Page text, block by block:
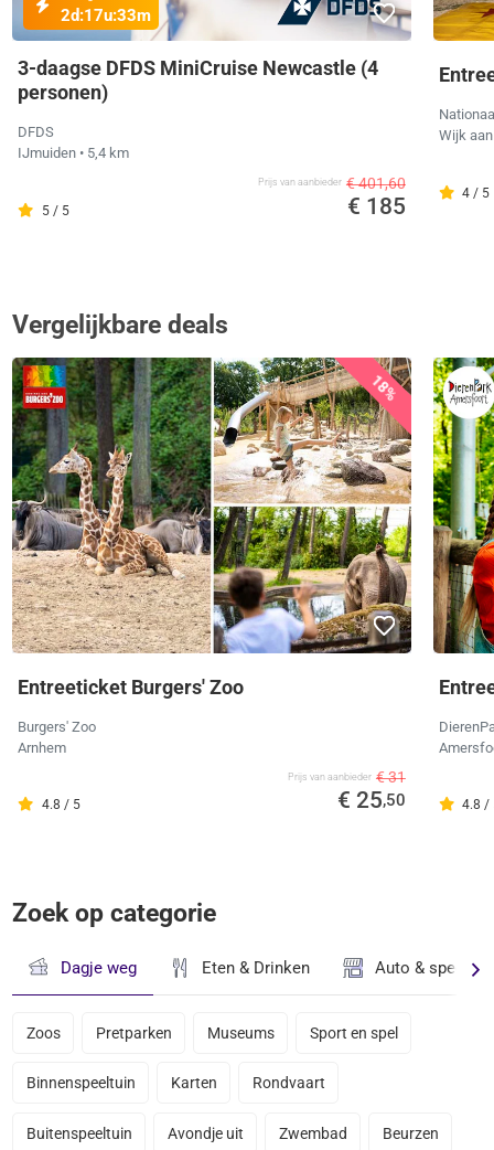
2d:17u:33m
3-daagse DFDS MiniCruise Newcastle (4
personen)
DFDS
IJmuiden • 5,4 km
5 / 5
Prijs van aanbieder € 401,60
€ 185
Wijk
4 / 5
Vergelijkbare deals
18%
Entreeticket Burgers' Zoo
Burgers' Zoo
Arnhem
4.8 / 5
Prijs van aanbieder € 31
€ 25,50 4.8 /
Zoek op categorie
Dagje weg Eten & Drinken Auto &
Zoos Pretparken Museums Sport en spel
Binnenspeeltuin Karten Rondvaart
Buitenspeeltuin Avondje uit Zwembad Beurzen